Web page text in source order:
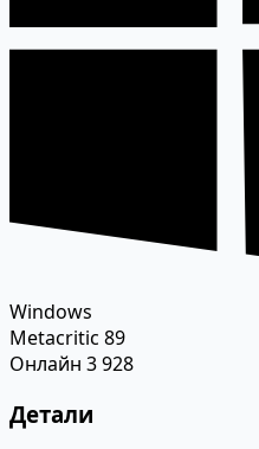
Windows
Metacritic 89
Онлайн 3 928
Детали